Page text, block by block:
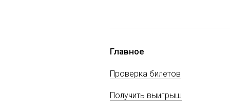
Главное
Проверка билетов
Получить выигрыш